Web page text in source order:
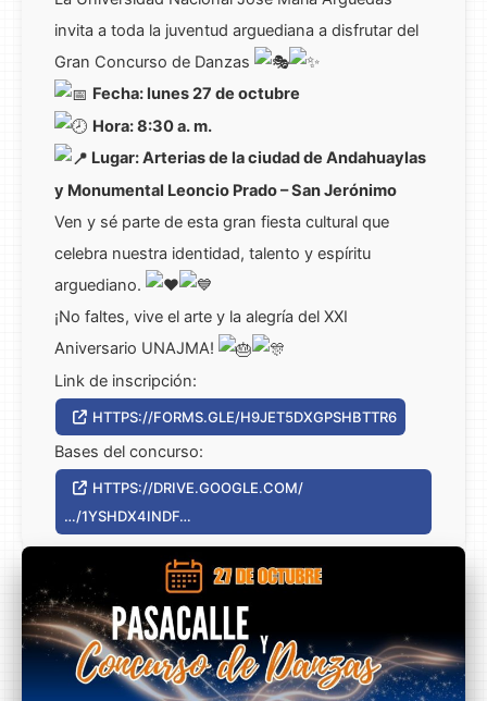
invita a toda la juventud arguediana a disfrutar del
Gran Concurso de Danzas
Fecha: lunes 27 de octubre
Hora: 8:30 a. m.
Lugar: Arterias de la ciudad de Andahuaylas
y Monumental Leoncio Prado – San Jerónimo
Ven y sé parte de esta gran fiesta cultural que
celebra nuestra identidad, talento y espíritu
arguediano.
¡No faltes, vive el arte y la alegría del XXI
Aniversario UNAJMA!
Link de inscripción:
HTTPS://FORMS.GLE/H9JET5DXGPSHBTTR6
Bases del concurso:
HTTPS://DRIVE.GOOGLE.COM/
…/1YSHDX4INDF…